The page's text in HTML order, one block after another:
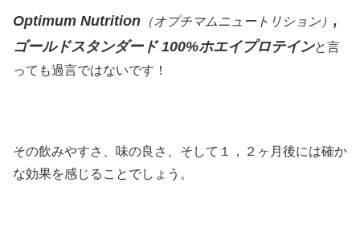
Optimum Nutrition （オプチマムニュートリション） ,
ゴールドスタンダード 100%ホエイプロテインと言
っても過言ではないです！
その飲みやすさ、味の良さ、そして１，２ヶ月後には確か
な効果を感じることでしょう。